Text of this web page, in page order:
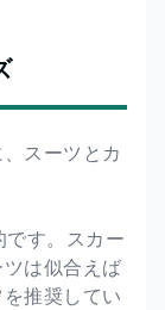
スーツとカ
す。スカー
は似合えば
推奨してい